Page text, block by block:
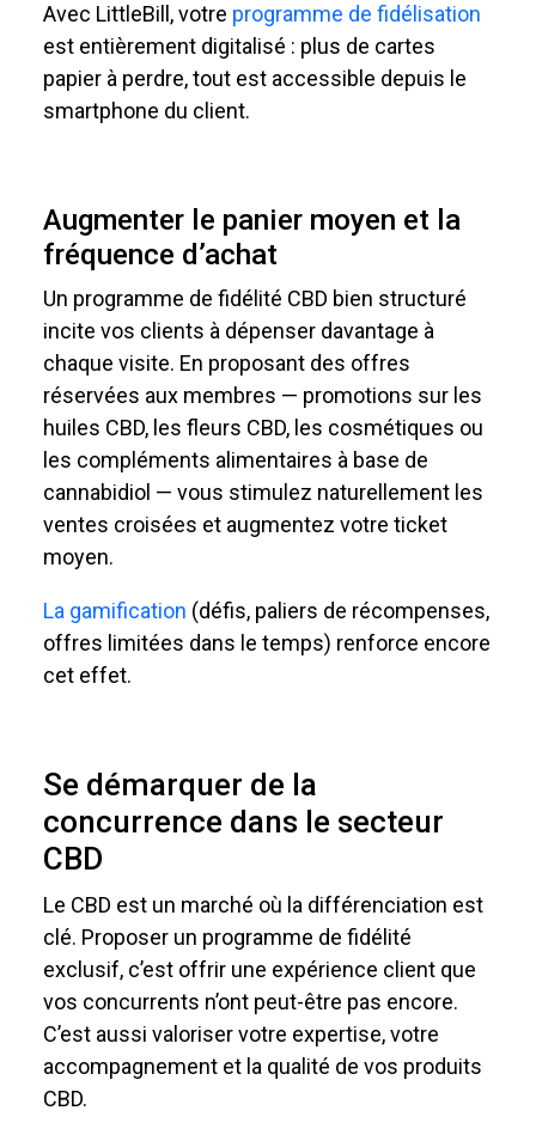
Avec LittleBill, votre programme de fidélisation
est entièrement digitalisé : plus de cartes
papier à perdre, tout est accessible depuis le
smartphone du client.
Augmenter le panier moyen et la
fréquence d’achat
Un programme de fidélité CBD bien structuré
incite vos clients à dépenser davantage à
chaque visite. En proposant des offres
réservées aux membres — promotions sur les
huiles CBD, les fleurs CBD, les cosmétiques ou
les compléments alimentaires à base de
cannabidiol — vous stimulez naturellement les
ventes croisées et augmentez votre ticket
moyen.
La gamification (défis, paliers de récompenses,
offres limitées dans le temps) renforce encore
cet effet.
Se démarquer de la
concurrence dans le secteur
CBD
Le CBD est un marché où la différenciation est
clé. Proposer un programme de fidélité
exclusif, c’est offrir une expérience client que
vos concurrents n’ont peut-être pas encore.
C’est aussi valoriser votre expertise, votre
accompagnement et la qualité de vos produits
CBD.